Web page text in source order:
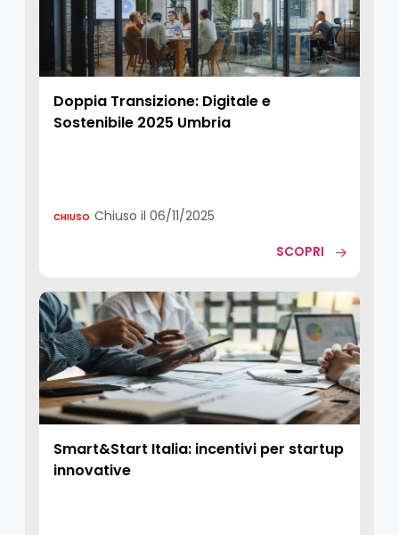
Doppia Transizione: Digitale e
Sostenibile 2025 Umbria
CHIUSO Chiuso il 06/11/2025
SCOPRI
Smart&Start Italia: incentivi per startup
innovative